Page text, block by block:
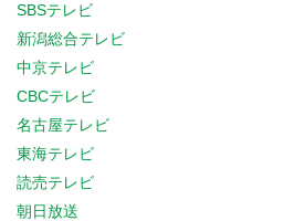
SBSテレビ
新潟総合テレビ
中京テレビ
CBCテレビ
名古屋テレビ
東海テレビ
読売テレビ
朝日放送